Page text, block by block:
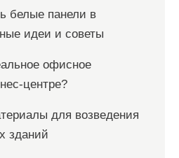
белые панели в
идеи и советы
офисное
центре?
для возведения
зданий